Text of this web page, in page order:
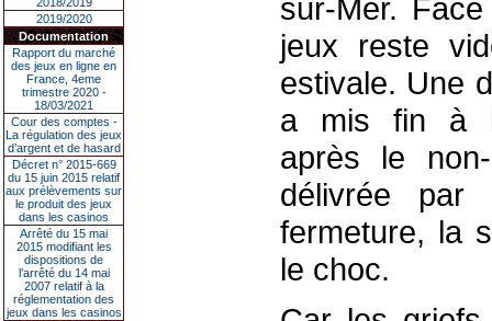
2019/2020
Documentation
Rapport du marché
des jeux en ligne en
France, 4eme
trimestre 2020 -
18/03/2021
Cour des comptes -
La régulation des jeux
d’argent et de hasard
Décret n° 2015-669
du 15 juin 2015 relatif
aux prélèvements sur
le produit des jeux
dans les casinos
Arrêté du 15 mai
2015 modifiant les
dispositions de
l’arrêté du 14 mai
2007 relatif à la
réglementation des
jeux dans les casinos
sur-Mer.
jeux reste
estivale. Une
a mis fin à
après le non-
délivrée par
fermeture, la
le choc.